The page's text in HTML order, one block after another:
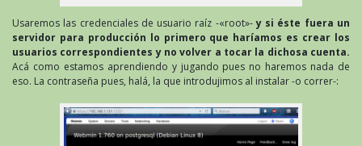
Usaremos las credenciales de usuario raíz -«root»-y si éste fuera un
servidor para producción lo primero que haríamos es crear los
usuarios correspondientes y no volver a tocar la dichosa cuenta.
Acá como estamos aprendiendo y jugando pues no haremos nada de
eso. La contraseña pues, halá, la que introdujimos al instalar -o correr-: